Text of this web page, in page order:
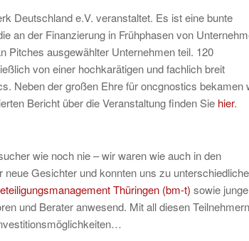
Deutschland e.V. veranstaltet. Es ist eine bunte
an der Finanzierung in Frühphasen von
Pitches ausgewählter Unternehmen teil. 120
von einer hochkarätigen und fachlich breit
Neben der großen Ehre für oncgnostics bekamen
Bericht über die Veranstaltung finden Sie hier.
wie noch nie – wir waren wie auch in den
Gesichter und konnten uns zu
Thüringen (bm-t) sowie
und Berater anwesend. Mit all diesen Teilnehmern